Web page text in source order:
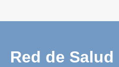
Red de Salud